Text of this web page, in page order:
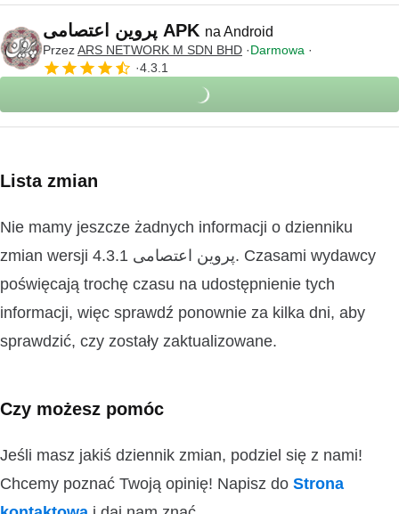
پروین اعتصامی APK na Android
PrzezARS NETWORK M SDN BHD
Darmowa
4.3.1
Lista zmian
Nie mamy jeszcze żadnych informacji o dzienniku
zmian wersji 4.3.1 پروین اعتصامی. Czasami wydawcy
poświęcają trochę czasu na udostępnienie tych
informacji, więc sprawdź ponownie za kilka dni, aby
sprawdzić, czy zostały zaktualizowane.
Czy możesz pomóc
Jeśli masz jakiś dziennik zmian, podziel się z nami!
Chcemy poznać Twoją opinię! Napisz do Strona